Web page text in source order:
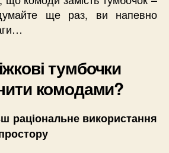
ще раз, ви напевно
тумбочки
комодами?
раціональне використання